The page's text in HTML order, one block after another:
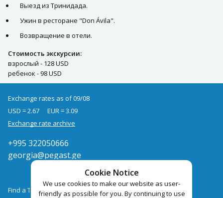
Выезд из Тринидада.
Ужин в ресторане "Don Ávila".
Возвращение в отели.
Стоимость экскурсии:
взрослый - 128 USD
ребенок - 98 USD
Cookie Notice
We use cookies to make our website as user-
friendly as possible for you. By continuing to use
Exchange rates as of 09/08
USD = 2.67
EUR = 3.09
Exchange rate archive
+995 322050666
georgia@pegast.ge
Find a Tour